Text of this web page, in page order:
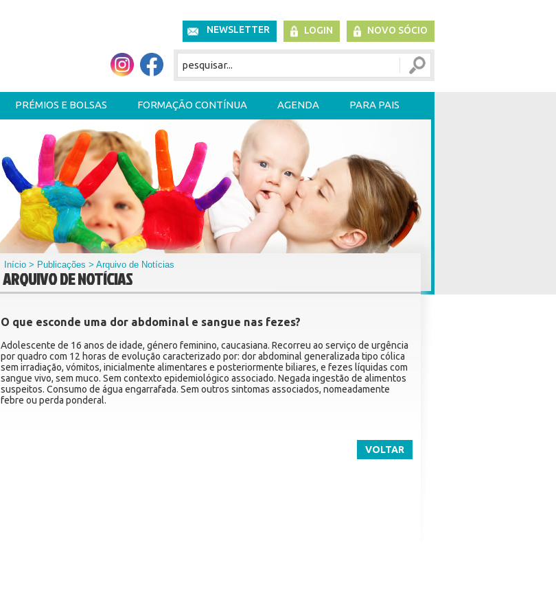
NEWSLETTER LOGIN NOVO SÓCIO
PRÉMIOS E BOLSAS FORMAÇÃO CONTÍNUA AGENDA PARA PAIS
Início > Publicações > Arquivo de Notícias
ARQUIVO DE NOTÍCIAS
O que esconde uma dor abdominal e sangue nas fezes?
Adolescente de 16 anos de idade, género feminino, caucasiana. Recorreu ao serviço de urgência
por quadro com 12 horas de evolução caracterizado por: dor abdominal generalizada tipo cólica
sem irradiação, vómitos, inicialmente alimentares e posteriormente biliares, e fezes líquidas com
sangue vivo, sem muco. Sem contexto epidemiológico associado. Negada ingestão de alimentos
suspeitos. Consumo de água engarrafada. Sem outros sintomas associados, nomeadamente
febre ou perda ponderal.
VOLTAR